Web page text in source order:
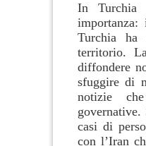
In Turchia
Turchia ha
territorio.
diffondere
sfuggire di
notizie
casi di
con l’Iran